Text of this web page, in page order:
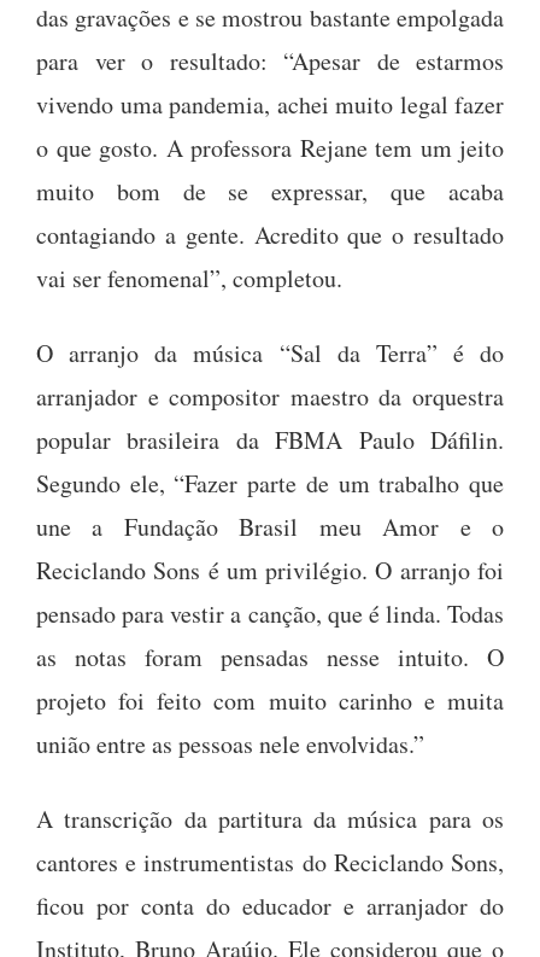
das gravações e se mostrou bastante empolgada
para ver o resultado: “Apesar de estarmos
vivendo uma pandemia, achei muito legal fazer
o que gosto. A professora Rejane tem um jeito
muito bom de se expressar, que acaba
contagiando a gente. Acredito que o resultado
vai ser fenomenal”, completou.
O arranjo da música “Sal da Terra” é do
arranjador e compositor maestro da orquestra
popular brasileira da FBMA Paulo Dáfilin.
Segundo ele, “Fazer parte de um trabalho que
une a Fundação Brasil meu Amor e o
Reciclando Sons é um privilégio. O arranjo foi
pensado para vestir a canção, que é linda. Todas
as notas foram pensadas nesse intuito. O
projeto foi feito com muito carinho e muita
união entre as pessoas nele envolvidas.”
A transcrição da partitura da música para os
cantores e instrumentistas do Reciclando Sons,
ficou por conta do educador e arranjador do
Instituto, Bruno Araújo. Ele considerou que o